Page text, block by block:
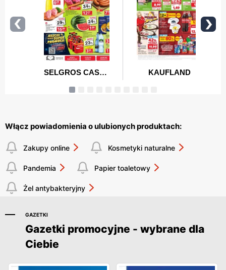
Włącz powiadomienia o ulubionych produktach:
Zakupy online Kosmetyki naturalne
Pandemia Papier toaletowy
Żel antybakteryjny
GAZETKI
Gazetki promocyjne - wybrane dla
Ciebie